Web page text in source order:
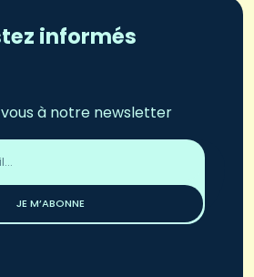
informés
à notre newsletter
JE M’ABONNE